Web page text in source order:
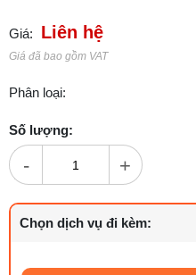
Giá: Liên hệ
Giá đã bao gồm VAT
Phân loại:
Số lượng:
- +
Chọn dịch vụ đi kèm: